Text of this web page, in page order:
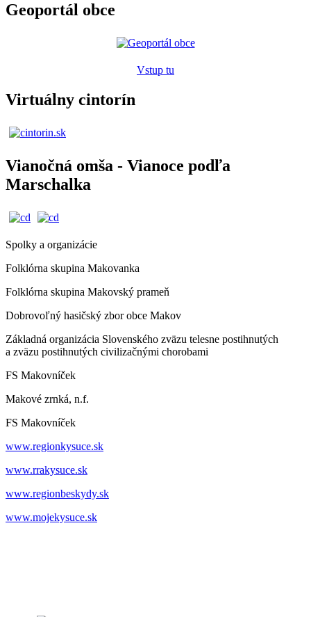
Geoportál obce
Vstup tu
Virtuálny cintorín
Vianočná omša - Vianoce podľa
Marschalka
Spolky a organizácie
Folklórna skupina Makovanka
Folklórna skupina Makovský prameň
Dobrovoľný hasičský zbor obce Makov
Základná organizácia Slovenského zväzu telesne postihnutých
a zväzu postihnutých civilizačnými chorobami
FS Makovníček
Makové zrnká, n.f.
FS Makovníček
www.regionkysuce.sk
www.rrakysuce.sk
www.regionbeskydy.sk
www.mojekysuce.sk